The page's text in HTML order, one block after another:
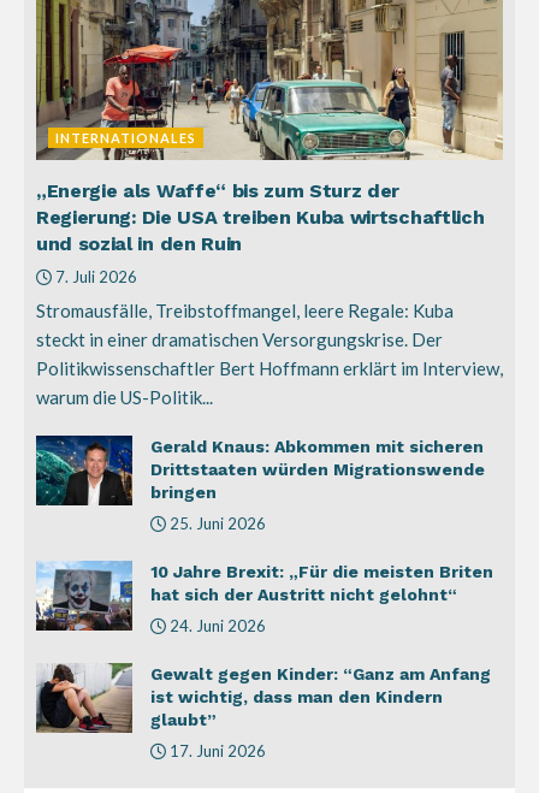
INTERNATIONALES
„Energie als Waffe“ bis zum Sturz der
Regierung: Die USA treiben Kuba wirtschaftlich
und sozial in den Ruin
7. Juli 2026
Stromausfälle, Treibstoffmangel, leere Regale: Kuba
steckt in einer dramatischen Versorgungskrise. Der
Politikwissenschaftler Bert Hoffmann erklärt im Interview,
warum die US-Politik...
Gerald Knaus: Abkommen mit sicheren
Drittstaaten würden Migrationswende
bringen
25. Juni 2026
10 Jahre Brexit: „Für die meisten Briten
hat sich der Austritt nicht gelohnt“
24. Juni 2026
Gewalt gegen Kinder: “Ganz am Anfang
ist wichtig, dass man den Kindern
glaubt”
17. Juni 2026